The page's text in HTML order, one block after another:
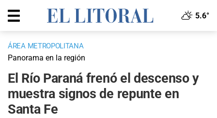
5.6°
ÁREA METROPOLITANA
Panorama en la región
El Río Paraná frenó el descenso y
muestra signos de repunte en
Santa Fe